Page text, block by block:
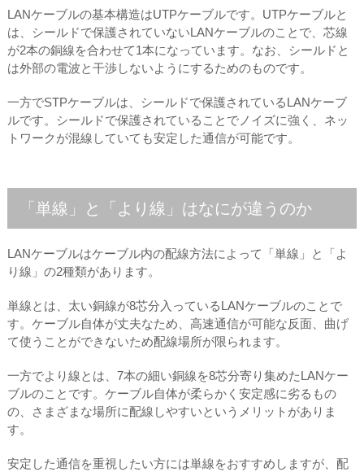
LANケーブルの基本構造はUTPケーブルです。UTPケーブルと
は、シールドで保護されていないLANケーブルのことで、芯線
が2本の銅線を合わせて1本になっています。なお、シールドと
は外部の電波と干渉しないようにするためのものです。
一方でSTPケーブルは、シールドで保護されているLANケーブ
ルです。シールドで保護されていることでノイズに強く、ネッ
トワークが混線していても安定した通信が可能です。
「単線」と「より線」はなにが違うのか
LANケーブルはケーブル内の配線方法によって「単線」と「よ
り線」の2種類があります。
単線とは、太い銅線が8芯分入っているLANケーブルのことで
す。ケーブル自体が丈夫なため、高速通信が可能な反面、曲げ
て使うことができないため配線場所が限られます。
一方でより線とは、7本の細い銅線を8芯分寄り集めたLANケー
ブルのことです。ケーブル自体が柔らかく安定感に劣るもの
の、さまざまな場所に配線しやすいというメリットがありま
す。
安定した通信を重視したい方には単線をおすすめしますが、配